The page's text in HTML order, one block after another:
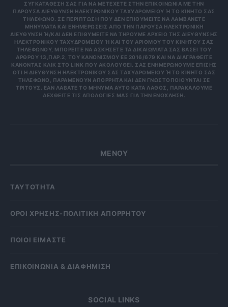
ΣΥΓΚΑΤΆΘΕΣΉ ΣΑΣ ΓΙΑ ΝΑ ΜΕΤΈΧΕΤΕ ΣΤΗΝ ΕΠΙΚΟΙΝΩΝΊΑ ΜΕ ΤΗΝ
ΠΑΡΟΎΣΑ ΔΙΕΎΘΥΝΣΗ ΗΛΕΚΤΡΟΝΙΚΟΎ ΤΑΧΥΔΡΟΜΕΊΟΥ Ή ΤΟ ΚΙΝΗΤΌ ΣΑΣ Τ
ΗΛΈΦΩΝΟ. ΣΕ ΠΕΡΊΠΤΩΣΗ ΠΟΥ ΔΕΝ ΕΠΙΘΥΜΕΊΤΕ ΝΑ ΛΑΜΒΆΝΕΤΕ Μ
ΗΝΎΜΑΤΑ ΚΑΙ ΕΝΗΜΕΡΏΣΕΙΣ ΑΠΌ ΤΗΝ ΠΑΡΟΎΣΑ ΗΛΕΚΤΡΟΝΙΚΉ Δ
ΙΕΎΘΥΝΣΗ Ή/ΚΑΙ ΔΕΝ ΕΠΙΘΥΜΕΊΤΕ ΝΑ ΤΗΡΟΎΜΕ ΑΡΧΕΊΟ ΤΗΣ ΔΙΕΎΘΥΝΣΗΣ ΗΛ
ΕΚΤΡΟΝΙΚΟΎ ΤΑΧΥΔΡΟΜΕΊΟΥ Ή ΚΑΙ ΤΟΥ ΑΡΙΘΜΟΎ ΤΟΥ ΚΙΝΗΤΟΎ ΣΑΣ ΤΗΛ
ΕΦΏΝΟΥ, ΜΠΟΡΕΊΤΕ ΝΑ ΑΣΚΉΣΕΤΕ ΤΑ ΔΙΚΑΙΏΜΑΤΆ ΣΑΣ ΒΆΣΕΙ ΤΟΥ ΆΡΘ
ΡΟΥ 13,ΠΑΡ.2, ΤΟΥ ΚΑΝΟΝΙΣΜΟΎ ΕΕ 2016/679 ΚΑΙ ΝΑ ΔΙΑΓΡΑΦΕΊΤΕ ΚΆΝ
ΟΝΤΑΣ ΚΛΙΚ ΣΤΟ LINK ΠΟΥ ΑΚΟΛΟΥΘΕΊ. ΣΑΣ ΕΝΗΜΕΡΏΝΟΥΜΕ ΕΠΊΣΗΣ ΌΤΙ
Η ΔΙΕΎΘΥΝΣΗ ΗΛΕΚΤΡΟΝΙΚΟΎ ΣΑΣ ΤΑΧΥΔΡΟΜΕΊΟΥ Ή ΤΟ ΚΙΝΗΤΌ ΣΑΣ ΤΗΛΈ
ΦΩΝΟ, ΠΑΡΑΜΈΝΟΥΝ ΑΠΌΡΡΗΤΑ ΚΑΙ ΔΕΝ ΓΝΩΣΤΟΠΟΙΟΎΝΤΑΙ ΣΕ ΤΡΊΤ
ΟΥΣ. ΕΆΝ ΛΆΒΑΤΕ ΤΟ ΜΉΝΥΜΑ ΑΥΤΌ ΚΑΤΆ ΛΆΘΟΣ, ΠΑΡΑΚΑΛΟΎΜΕ ΔΕΧΘ
ΕΊΤΕ ΤΙΣ ΑΠΟΛΟΓΊΕΣ ΜΑΣ ΓΙΑ ΤΗΝ ΕΝΌΧΛΗΣΗ.
ΜΕΝΟΥ
ΤΑΥΤΟΤΗΤΑ
OΡΟΙ ΧΡΗΣΗΣ-ΠΟΛΙΤΙΚΗ ΑΠΟΡΡΗΤΟΥ
ΠΟΙΟΙ ΕΙΜΑΣΤΕ
ΕΠΙΚΟΙΝΩΝΙΑ & ΔΙΑΦΗΜΙΣΗ
SOCIAL LINKS